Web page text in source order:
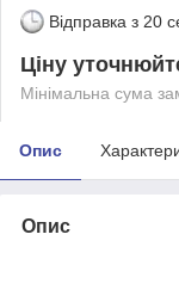
Відправка з 20
Ціну
Мінімальна сума
Опис
Опис